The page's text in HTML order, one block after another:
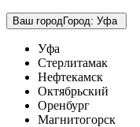
Ваш городГород: Уфа
Уфа
Стерлитамак
Нефтекамск
Октябрьский
Оренбург
Магнитогорск